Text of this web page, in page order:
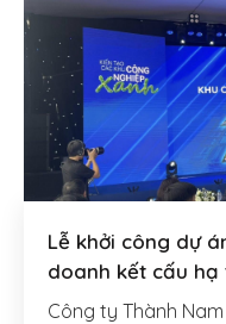
Lễ khởi công dự
doanh kết cấu
Đồng Phúc (Bắc
Công ty Thành